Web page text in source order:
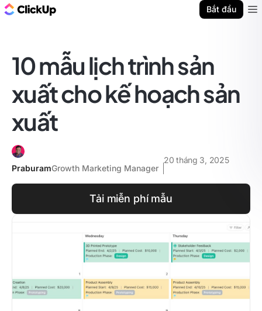
Bắt đầu
10 mẫu lịch trình sản
xuất cho kế hoạch sản
xuất
PraburamGrowth Marketing Manager
20 tháng 3, 2025
Tải miễn phí mẫu